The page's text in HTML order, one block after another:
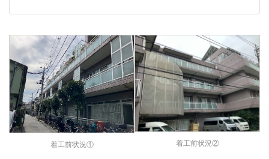
着工前状況① 着工前状況②